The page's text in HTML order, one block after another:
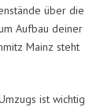
über die
Aufbau deiner
Mainz steht
ist wichtig